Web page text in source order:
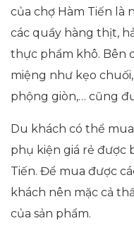
của chợ Hàm Tiến là
các quầy hàng thịt,
thực phẩm khô. Bên
miệng như kẹo
phộng giòn,… cũng
Du khách có thể
phụ kiện giá rẻ được
Tiến. Để mua được
khách nên mặc cả
của sản phẩm.